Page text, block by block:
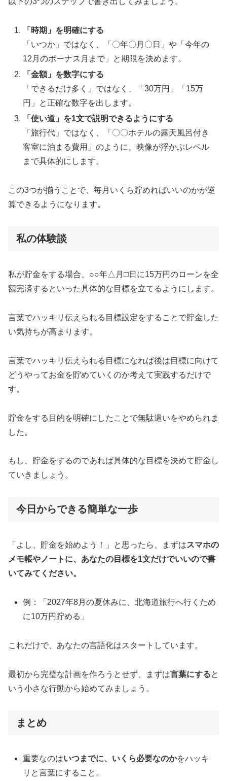
「時期」を明確にする
「いつか」ではなく、「〇年〇月〇日」や「今年の
12月のボーナス月まで」と期限を決めます。
「金額」を数字にする
「できるだけ多く」ではなく、「30万円」「15万
円」と正確な数字を出します。
「使い道」を1文で説明できるようにする
「旅行代」ではなく、「〇〇ホテルの露天風呂付き
客室に泊まる費用」のように、映像が浮かぶレベル
まで具体的にします。
この3つが揃うことで、毎月いくら貯めればいいのかが逆
算できるようになります。
私の体験談
私が貯金をする場合、○○年△月□日に15万円のローンを全
額完済するといった具体的な目標を立てるようにします。
言葉でハッキリ伝えられる目標設定をすることで貯金した
い気持ちが高まります。
言葉でハッキリ伝えられる目標になれば後は目標に向けて
どうやってお金を貯めていくのか考えて実践するだけで
す。
貯金をする目的を明確にしたことで無駄遣いをやめられま
した。
もし、貯金をするのであれば具体的な目標を決めて貯金し
ていきましょう。
今日からできる簡単な一歩
「よし、貯金を始めよう！」と思ったら、まずはスマホの
メモ帳やノートに、あなたの目標を1文だけでいいので書
いてみてください。
例：「2027年8月の夏休みに、北海道旅行へ行くため
に10万円貯める」
これだけで、あなたの言語化はスタートしています。
最初から完璧な計画を作ろうとせず、まずは言葉にすると
いう小さな行動から始めてみましょう。
まとめ
重要なのはいつまでに、いくら必要なのかをハッキ
リと言葉にすること。